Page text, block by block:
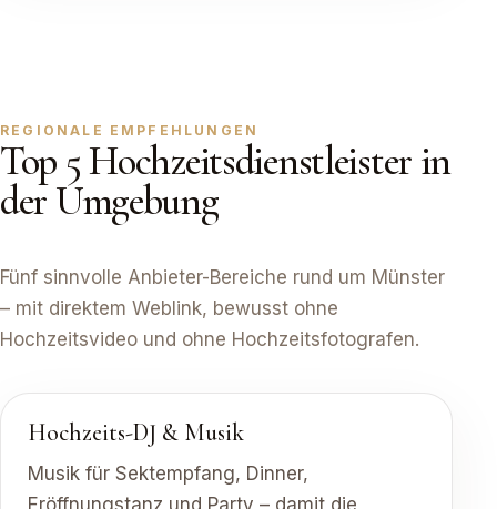
REGIONALE EMPFEHLUNGEN
Top 5 Hochzeitsdienstleister in
der Umgebung
Fünf sinnvolle Anbieter-Bereiche rund um Münster
– mit direktem Weblink, bewusst ohne
Hochzeitsvideo und ohne Hochzeitsfotografen.
Hochzeits-DJ & Musik
Musik für Sektempfang, Dinner,